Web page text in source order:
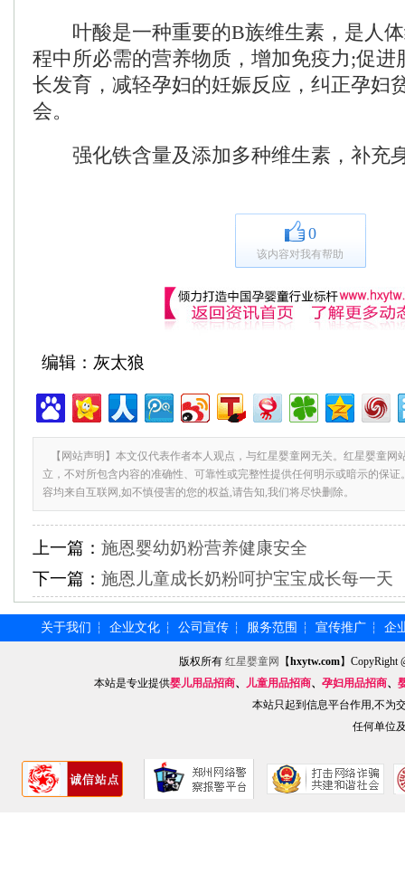
叶酸是一种重要的B族维生素，是人体
程中所必需的营养物质，增加免疫力;促进
长发育，减轻孕妇的妊娠反应，纠正孕妇
会。
强化铁含量及添加多种维生素，补充
0
该内容对我有帮助
编辑：灰太狼
【网站声明】本文仅代表作者本人观点，与红星婴童网无关。红星婴童网
立，不对所包含内容的准确性、可靠性或完整性提供任何明示或暗示的保
容均来自互联网,如不慎侵害的您的权益,请告知,我们将尽快删除。
上一篇： 施恩婴幼奶粉营养健康安全
下一篇： 施恩儿童成长奶粉呵护宝宝成长每一天
关于我们 ┆ 企业文化 ┆ 公司宣传 ┆ 服务范围 ┆ 宣传推广 ┆ 企
版权所有红星婴童网 【hxytw.com】CopyRight
本站是专业提供婴儿用品招商、 儿童用品招商、 孕妇用品招商、
本站只起到信息平台作用,不为
任何单位